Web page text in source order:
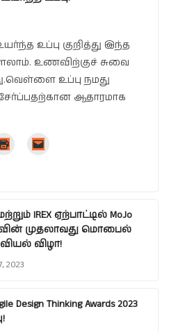
உப்பு குறித்து இந்த
உணவிற்குச் சுவை
உப்பு நமது
ஆதாரமாக
மற்றும் IREX ஏற்பாட்டில் MoJo
வின் முதலாவது மொபைல்
விழா!
2023
Design Thinking Awards 2023